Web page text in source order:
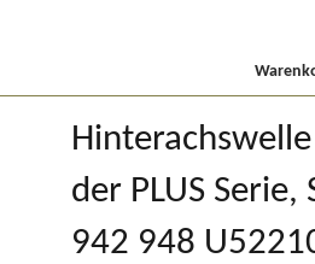
der PLUS
942 948